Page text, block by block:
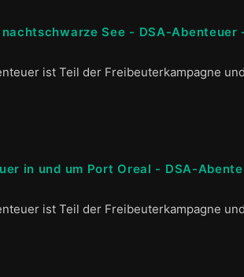
See - DSA-Abenteuer
ist Teil der Freibeuterkampagne
in und um Port Oreal - DSA-
ist Teil der Freibeuterkampagne